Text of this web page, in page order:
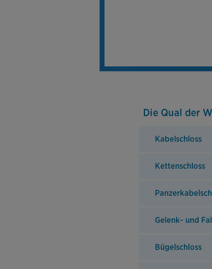
Die Qual der
Kabelschloss
Kettenschloss
Gelenk- und
Bügelschloss